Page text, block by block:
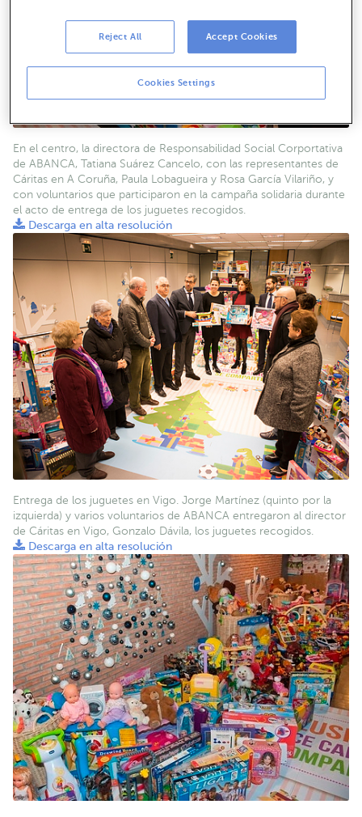
En el centro, la directora de Responsabilidad Social Corportativa
de ABANCA, Tatiana Suárez Cancelo, con las representantes de
Cáritas en A Coruña, Paula Lobagueira y Rosa García Vilariño, y
con voluntarios que participaron en la campaña solidaria durante
el acto de entrega de los juguetes recogidos.
Descarga en alta resolución
Entrega de los juguetes en Vigo. Jorge Martínez (quinto por la
izquierda) y varios voluntarios de ABANCA entregaron al director
de Cáritas en Vigo, Gonzalo Dávila, los juguetes recogidos.
Descarga en alta resolución
Cookies Settings
Reject All Accept Cookies